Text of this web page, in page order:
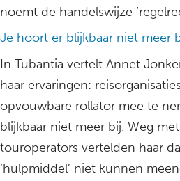
noemt de handelswijze
Je hoort er blijkbaar niet meer
In Tubantia vertelt Annet
haar ervaringen:
opvouwbare rollator mee te
blijkbaar niet meer bij. Weg
touroperators vertelden haar
‘hulpmiddel’ niet kunnen